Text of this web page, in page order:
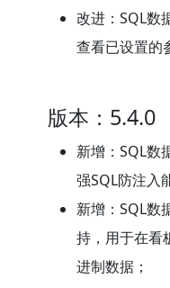
改进：SQL数
查看已设置的
版本：5.4.0
新增：SQL数
强SQL防注入
新增：SQL数
持，用于在看
进制数据；